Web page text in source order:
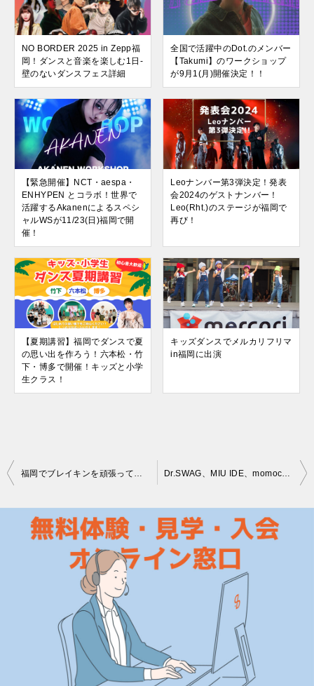
NO BORDER 2025 in Zepp福
岡！ダンスと音楽を楽しむ1日-
壁のないダンスフェス詳細
全国で活躍中のDot.のメンバー
【Takumi】のワークショップ
が9月1(月)開催決定！！
【緊急開催】NCT・aespa・
ENHYPEN とコラボ！世界で
活躍するAkanenによるスペシ
ャルWSが11/23(日)福岡で開
催！
Leoナンバー第3弾決定！発表
会2024のゲストナンバー！
Leo(Rht.)のステージが福岡で
再び！
【夏期講習】福岡でダンスで夏
の思い出を作ろう！六本松・竹
下・博多で開催！キッズと小学
生クラス！
キッズダンスでメルカリフリマ
in福岡に出演
投
福岡でブレイキンを頑張っている方に朗報です！韓国ブレイキンの先駆者VIRUSのワークショップ開催決定！ Dr.SWAG、MIU IDE、momoca renriナンバー福岡で開催決定！ダンス発表会出演者募集！